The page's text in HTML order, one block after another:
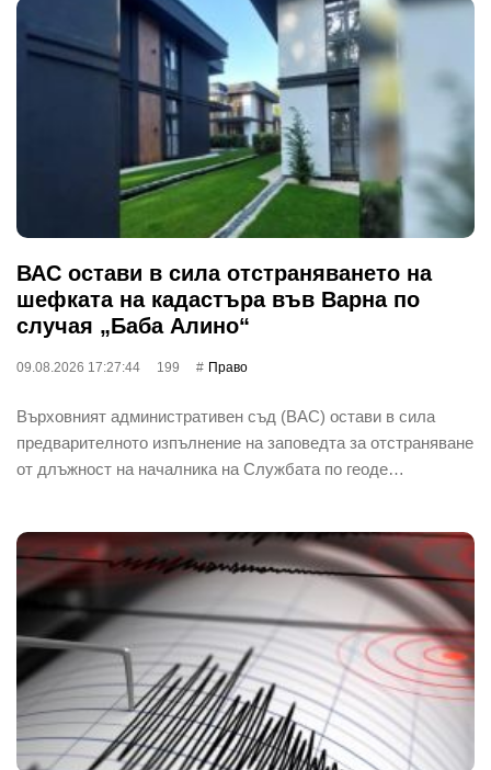
ВАС остави в сила отстраняването на
шефката на кадастъра във Варна по
случая „Баба Алино“
09.08.2026 17:27:44 199 Право
Върховният административен съд (ВАС) остави в сила
предварителното изпълнение на заповедта за отстраняване
от длъжност на началника на Службата по геоде…